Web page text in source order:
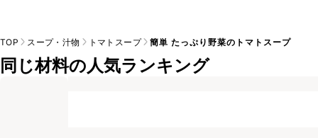
TOP スープ・汁物 トマトスープ 簡単 たっぷり野菜のトマトスープ
同じ材料の人気ランキング